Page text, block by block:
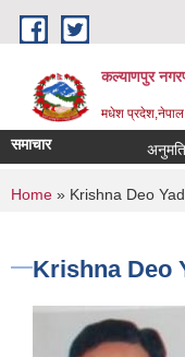
Skip to main content
कल्याणपुर
मधेश
समाचार अनुमति
You are
Home » Krishna Deo
Krishna Deo